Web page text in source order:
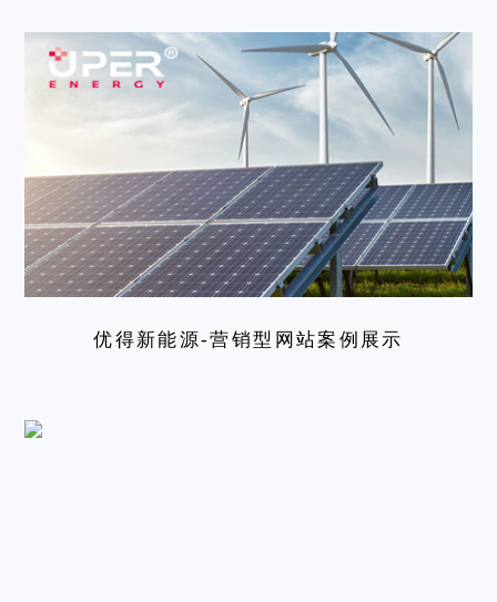
优得新能源-营销型网站案例展示